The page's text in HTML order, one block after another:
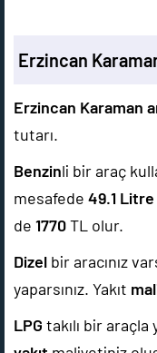
Erzincan
Erzincan Karaman
tutarı.
Benzinli bir araç
mesafede 49.1 Litre
de 1770TL olur.
Dizel bir aracınız
yaparsınız. Yakıt
LPG takılı bir araçla